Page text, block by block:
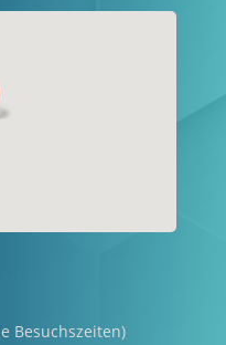
Besuchszeiten)